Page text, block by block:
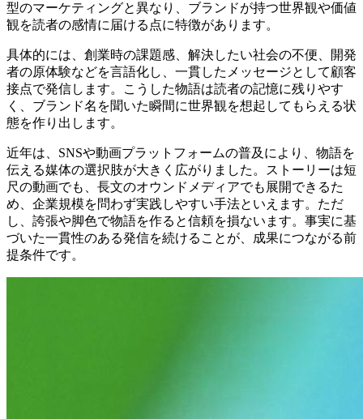
型のマーケティングと異なり、ブランドが持つ世界観や価値
観を読者の感情に届ける点に特徴があります。
具体的には、創業時の課題感、解決したい社会の不便、開発
者の原体験などを言語化し、一貫したメッセージとして顧客
接点で発信します。こうした物語は読者の記憶に残りやす
く、ブランド名を聞いた瞬間に世界観を想起してもらえる状
態を作り出します。
近年は、SNSや動画プラットフォームの普及により、物語を
伝える媒体の選択肢が大きく広がりました。ストーリーは短
尺の動画でも、長文のオウンドメディアでも展開できるた
め、企業規模を問わず実践しやすい手法といえます。ただ
し、誇張や脚色で物語を作ると信頼を損ないます。事実に基
づいた一貫性のある発信を続けることが、成果につながる前
提条件です。